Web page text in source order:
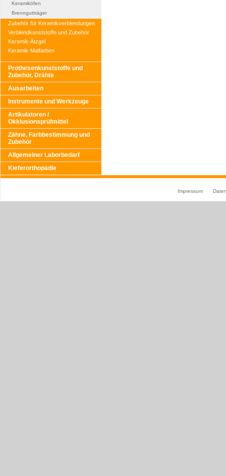
Keramiköfen
Brenngutträger
Zubehör für Keramikverblendungen
Verblendkunststoffe und Zubehör
Keramik-Ätzgel
Keramik-Malfarben
Prothesenkunststoffe und
Zubehör, Drähte
Ausarbeiten
Instrumente und Werkzeuge
Artikulatoren /
Okklusionsprüfmittel
Zähne, Farbbestimmung und
Zubehör
Allgemeiner Laborbedarf
Kieferorthopädie
Impressum